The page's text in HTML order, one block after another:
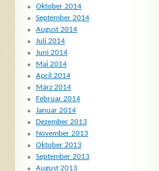
Oktober 2014
September 2014
August 2014
Juli 2014
Juni 2014
Mai 2014
April 2014
März 2014
Februar 2014
Januar 2014
Dezember 2013
November 2013
Oktober 2013
September 2013
August 2013